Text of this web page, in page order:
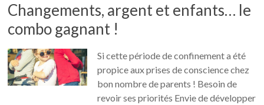
Changements, argent et enfants… le
combo gagnant !
Si cette période de confinement a été
propice aux prises de conscience chez
bon nombre de parents ! Besoin de
revoir ses priorités Envie de développer